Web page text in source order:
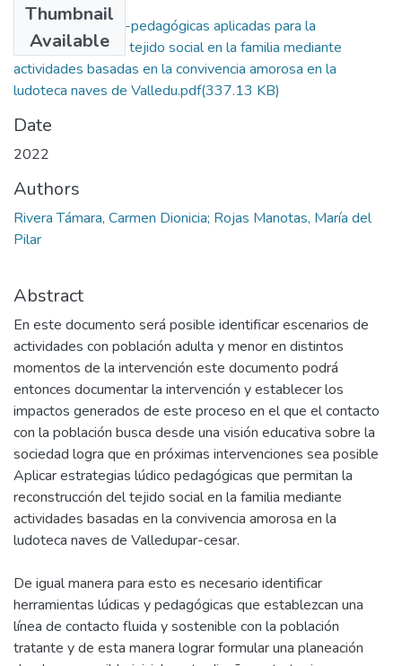
Thumbnail
Available
Estrategias lúdico-pedagógicas aplicadas para la
reconstrucción del tejido social en la familia mediante
actividades basadas en la convivencia amorosa en la
ludoteca naves de Valledu.pdf(337.13 KB)
Date
2022
Authors
Rivera Támara, Carmen Dionicia; Rojas Manotas, María del
Pilar
Abstract
En este documento será posible identificar escenarios de
actividades con población adulta y menor en distintos
momentos de la intervención este documento podrá
entonces documentar la intervención y establecer los
impactos generados de este proceso en el que el contacto
con la población busca desde una visión educativa sobre la
sociedad logra que en próximas intervenciones sea posible
Aplicar estrategias lúdico pedagógicas que permitan la
reconstrucción del tejido social en la familia mediante
actividades basadas en la convivencia amorosa en la
ludoteca naves de Valledupar-cesar.
De igual manera para esto es necesario identificar
herramientas lúdicas y pedagógicas que establezcan una
línea de contacto fluida y sostenible con la población
tratante y de esta manera lograr formular una planeación